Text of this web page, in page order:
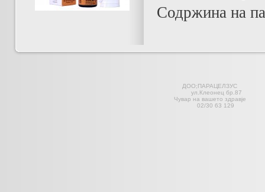
Содржина на
ул.Клеонец
Чувар на вашето здравје
02/30 63